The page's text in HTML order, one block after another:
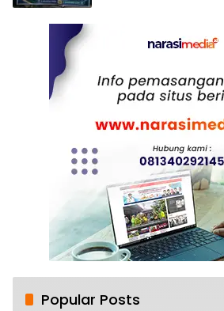
Popular Posts